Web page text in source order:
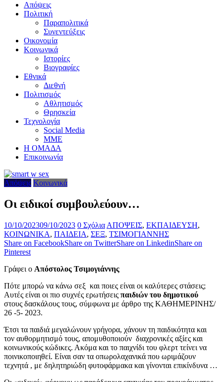
Απόψεις
Πολιτική
Παραπολιτικά
Συνεντεύξεις
Οικονομία
Κοινωνικά
Ιστορίες
Βιογραφίες
Εθνικά
Διεθνή
Πολιτισμός
Αθλητισμός
Θρησκεία
Τεχνολογία
Social Media
ΜΜΕ
Η ΟΜΑΔΑ
Επικοινωνία
Απόψεις Κοινωνικά
Οι ειδικοί συμβουλεύουν…
10/10/202309/10/2023 0 Σχόλια ΑΠΟΨΕΙΣ, ΕΚΠΑΙΔΕΥΣΗ,
ΚΟΙΝΩΝΙΚΑ, ΠΑΙΔΕΙΑ, ΣΕΞ, ΤΣΙΜΟΓΙΑΝΝΗΣ
Share on FacebookShare on TwitterShare on LinkedinShare on
Pinterest
Γράφει ο Απόστολος Τσιμογιάννης
Πότε μπορώ να κάνω σεξ και ποιες είναι οι καλύτερες στάσεις;
Αυτές είναι οι πιο συχνές ερωτήσεις παιδιών του δημοτικού
στους δασκάλους τους, σύμφωνα με άρθρο της ΚΑΘΗΜΕΡΙΝΗΣ/
26 -5- 2023.
Έτσι τα παιδιά μεγαλώνουν γρήγορα, χάνουν τη παιδικότητα και
τον αυθορμητισμό τους, απομυθοποιούν διαχρονικές αξίες και
κοινωνικούς κώδικες. Ακόμα και το παιχνίδι του φλερτ τείνει να
ποινικοποιηθεί. Είναι σαν τα οπωρολαχανικά που ωριμάζουν
τεχνητά , με δηλητηριώδη φυτοφάρμακα και γίνονται επικίνδυνα …